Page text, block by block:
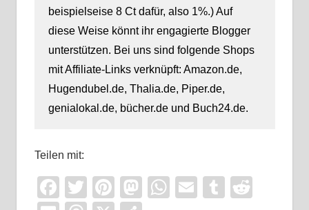
beispielseise 8 Ct dafür, also 1%.) Auf
diese Weise könnt ihr engagierte Blogger
unterstützen. Bei uns sind folgende Shops
mit Affiliate-Links verknüpft: Amazon.de,
Hugendubel.de, Thalia.de, Piper.de,
genialokal.de, bücher.de und Buch24.de.
Teilen mit:
Facebook
TwitterPinterest
Mastodon
WhatsApp
EmailTumblr